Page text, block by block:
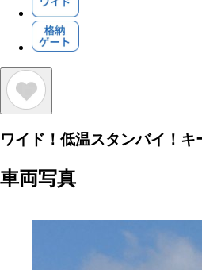
ワイド！低温スタンバイ！キ
車両写真